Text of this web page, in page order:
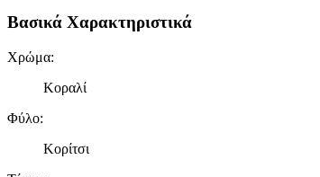
Βασικά Χαρακτηριστικά
Χρώμα:
Κοραλί
Φύλο:
Κορίτσι